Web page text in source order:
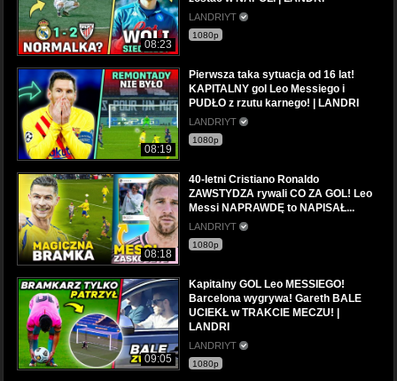
08:23
LANDRIYT
1080p
08:19
Pierwsza taka sytuacja od 16 lat!
KAPITALNY gol Leo Messiego i
PUDŁO z rzutu karnego! | LANDRI
LANDRIYT
1080p
08:18
40-letni Cristiano Ronaldo
ZAWSTYDZA rywali CO ZA GOL! Leo
Messi NAPRAWDĘ to NAPISAŁ...
LANDRIYT
1080p
09:05
Kapitalny GOL Leo MESSIEGO!
Barcelona wygrywa! Gareth BALE
UCIEKŁ w TRAKCIE MECZU! |
LANDRI
LANDRIYT
1080p